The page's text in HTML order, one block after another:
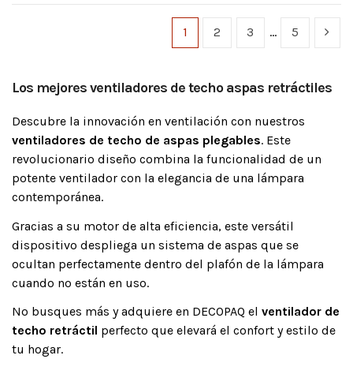
1 2 3 … 5
Los mejores ventiladores de techo aspas retráctiles
Descubre la innovación en ventilación con nuestros
ventiladores de techo de aspas plegables. Este
revolucionario diseño combina la funcionalidad de un
potente ventilador con la elegancia de una lámpara
contemporánea.
Gracias a su motor de alta eficiencia, este versátil
dispositivo despliega un sistema de aspas que se
ocultan perfectamente dentro del plafón de la lámpara
cuando no están en uso.
No busques más y adquiere en DECOPAQ el ventilador de
techo retráctil perfecto que elevará el confort y estilo de
tu hogar.